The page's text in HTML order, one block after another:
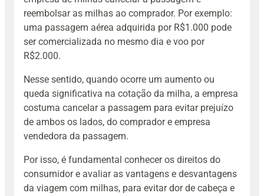
reembolsar as milhas ao comprador. Por exemplo:
uma passagem aérea adquirida por R$1.000 pode
ser comercializada no mesmo dia e voo por
R$2.000.
Nesse sentido, quando ocorre um aumento ou
queda significativa na cotação da milha, a empresa
costuma cancelar a passagem para evitar prejuízo
de ambos os lados, do comprador e empresa
vendedora da passagem.
Por isso, é fundamental conhecer os direitos do
consumidor e avaliar as vantagens e desvantagens
da viagem com milhas, para evitar dor de cabeça e